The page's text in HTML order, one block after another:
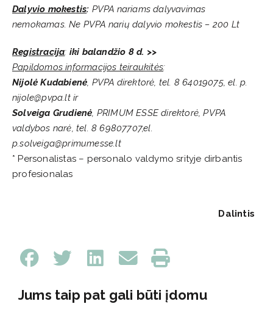
Dalyvio mokestis: PVPA nariams dalyvavimas
nemokamas. Ne PVPA narių dalyvio mokestis – 200 Lt
Registracija: iki balandžio 8 d. >>
Papildomos informacijos teiraukitės:
Nijolė Kudabienė , PVPA direktorė, tel. 8 64019075, el. p.
nijole@pvpa.lt ir
Solveiga Grudienė , PRIMUM ESSE direktorė, PVPA
valdybos narė, tel. 8 69807707,el.
p.solveiga@primumesse.lt
* Personalistas – personalo valdymo srityje dirbantis
profesionalas
Dalintis
Jums taip pat gali būti įdomu